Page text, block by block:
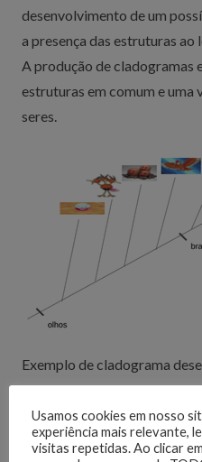
desenvolvimento de um
a presença das estruturas
A produção de cladogramas
estruturas em comum e uma
seres.
Exemplo de cladograma
característica braços é
compartilham essa
comum a todos.
Usamos cookies em nosso
experiência mais relevante,
visitas repetidas. Ao clicar